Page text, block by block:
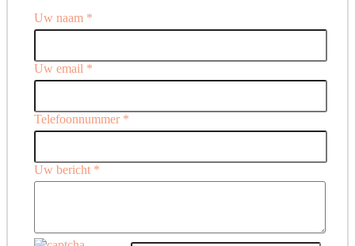
Uw naam *
Uw email *
Telefoonnummer *
Uw bericht *